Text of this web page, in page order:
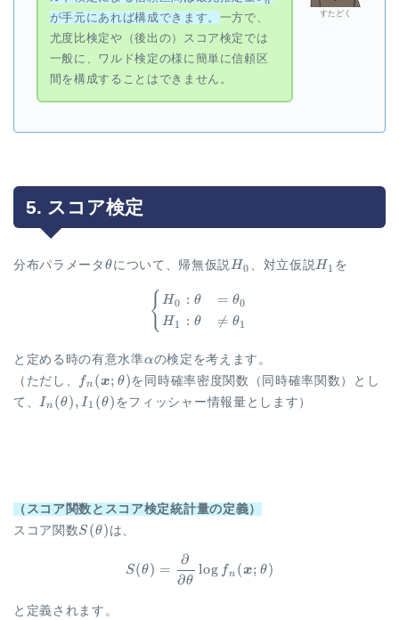
すたどく
が手元にあれば構成できます。 一方で、
尤度比検定や（後出の）スコア検定では
一般に、ワルド検定の様に簡単に信頼区
間を構成することはできません。
5. スコア検定
分布パラメータ \theta
θについて、帰無仮説H_0
H0 、対立仮説H_1
H1 を
\begin{aligned}
{H0 : θ
H1 : θ
= θ0

= θ1
と定める時の有意水準\alpha
αの検定を考えます。
（ただし、
f_n(\vec
x;
\theta)
fn (x; θ)を同時確率密度関数（同時確率関数）とし
て、
I_n(\theta),
In (θ), I 1 (θ) をフィッシャー情報量とします）
（スコア関数とスコア検定統計量の定義）
スコア関数S(\theta)
S(θ) は、
\begin{aligned} S(\theta)
S(θ) =
∂θ
∂
log fn (x; θ)
と定義されます。